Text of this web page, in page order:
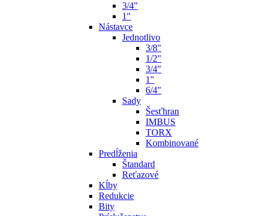
3/4"
1"
Nástavce
Jednotlivo
3/8"
1/2"
3/4"
1"
6/4"
Sady
Šesťhran
IMBUS
TORX
Kombinované
Predĺženia
Štandard
Reťazové
Kĺby
Redukcie
Bity